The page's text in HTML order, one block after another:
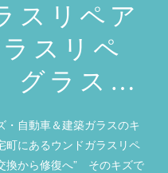
スリペア
スリペ
グラス…
・自動車＆建築ガラスのキ
町にあるウンドガラスリペ
換から修復へ” そのキズで